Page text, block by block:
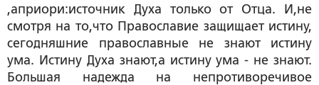
,априори:источник Духа только от Отца. И,не
смотря на то,что Православие защищает истину,
сегодняшние православные не знают истину
ума. Истину Духа знают,а истину ума - не знают.
Большая надежда на непротиворечивое